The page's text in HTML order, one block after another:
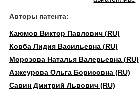
Авторы патента:
Каюмов Виктор Павлович (RU)
Ковба Лидия Васильевна (RU)
Морозова Наталья Валерьевна (RU)
Азжеурова Ольга Борисовна (RU)
Савин Дмитрий Львович (RU)